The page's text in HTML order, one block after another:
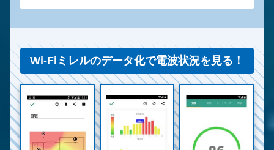
Wi-Fiミレルのデータ化で電波状況を見る！